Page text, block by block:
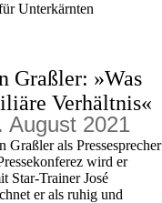
Unterkärnten
Graßler: »Was
Verhältnis«
August 2021
Graßler als Pressesprecher
wird er
Star-Trainer José
er als ruhig und